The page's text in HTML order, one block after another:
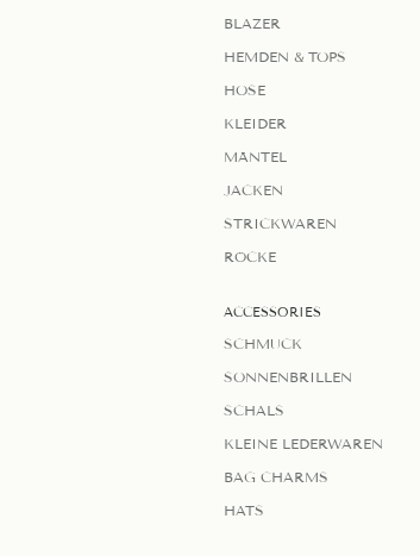
BLAZER
HEMDEN & TOPS
HOSE
KLEIDER
MÄNTEL
JACKEN
STRICKWAREN
RÖCKE
ACCESSORIES
SCHMUCK
SONNENBRILLEN
SCHALS
KLEINE LEDERWAREN
BAG CHARMS
HATS